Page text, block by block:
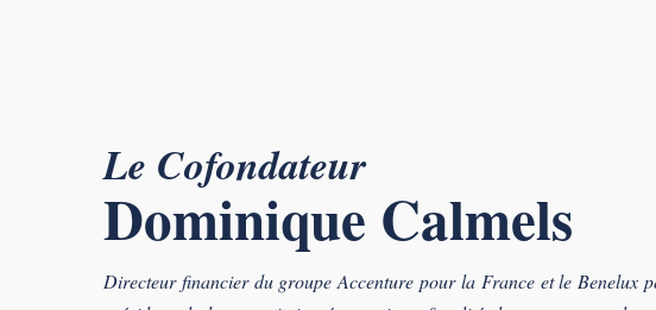
Le Cofondateur
Dominique Calmels
Directeur financier du groupe Accenture pour la France et le Benelux